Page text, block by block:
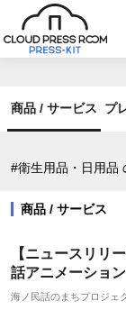
商品 / サービス プ
#衛生用品・日用品
商品 / サービス
【ニュースリリ
話アニメーショ
「オリジナル手
海ノ民話のまちプロジェ